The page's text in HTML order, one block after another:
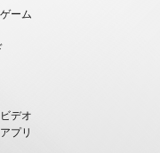
ーム
デオ
プリ